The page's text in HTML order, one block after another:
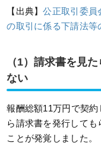
【出典】公正取引委員
の取引に係る下請法等
（1）請求書を見
ない
報酬総額11万円で契
ら請求書を発行して
ことが発覚しました。